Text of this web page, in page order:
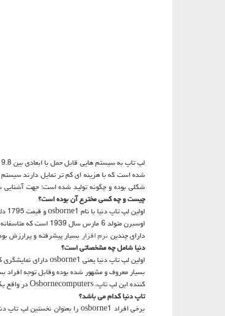
شده است كه با هزینه ای كم تر تمایل دارند سیستم
شكلی بوده و چگونه تولید شده است؛ جهت آشنایی
چیست و چه كسی مخترع آن بوده است؟
دارای چندیننرم افزاربسیار پیشرفته و پرارزش بود كه قیمت آن ها 1500 دلار برآورد شد در حالیكه
دنیا شامل چه مشخصاتی است؟
كننده این لپ تاپ، Osbornecomputers در واقع یك انتشاراتی كتاب بود و هزینه تولید آن حدود 1800 دلار برآورد شد كه بعد ها سبب ور شكستگی این شركت شد.
تاپ دنیا كدام می باشد؟